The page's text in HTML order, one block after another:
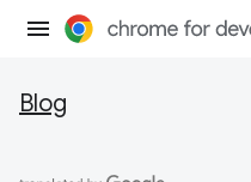
Blog